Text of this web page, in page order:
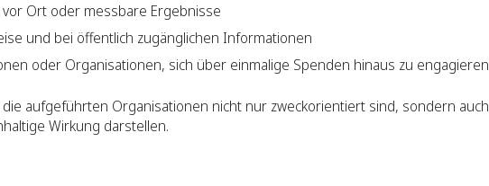
Ort oder messbare Ergebnisse
und bei öffentlich zugänglichen Informationen
oder Organisationen, sich über einmalige Spenden hinaus zu engagieren
aufgeführten Organisationen nicht nur zweckorientiert sind, sondern auch
Wirkung darstellen.